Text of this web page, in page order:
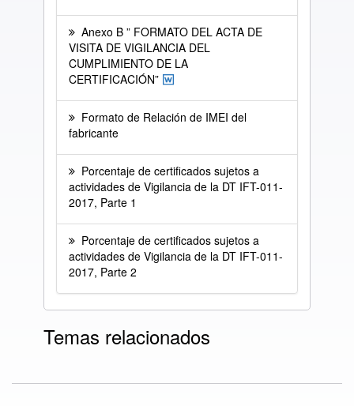
Anexo B ” FORMATO DEL ACTA DE
VISITA DE VIGILANCIA DEL
CUMPLIMIENTO DE LA
CERTIFICACIÓN”
Formato de Relación de IMEI del
fabricante
Porcentaje de certificados sujetos a
actividades de Vigilancia de la DT IFT-011-
2017, Parte 1
Porcentaje de certificados sujetos a
actividades de Vigilancia de la DT IFT-011-
2017, Parte 2
Temas relacionados